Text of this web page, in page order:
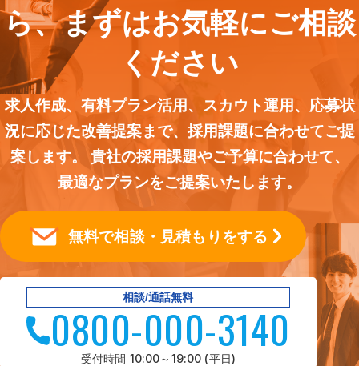
ら、まずはお気軽にご相談
ください
求人作成、有料プラン活用、スカウト運用、応募状
況に応じた改善提案まで、採用課題に合わせてご提
案します。 貴社の採用課題やご予算に合わせて、
最適なプランをご提案いたします。
無料で相談・見積もりをする
相談/通話無料
受付時間 10:00～19:00 (平日)
0800-000-3140